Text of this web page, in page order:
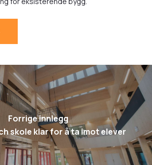
Forrige innlegg
skole klar for å ta imot elever